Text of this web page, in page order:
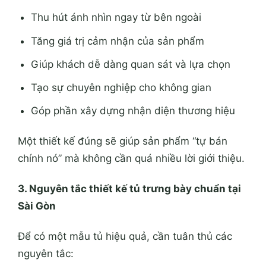
Thu hút ánh nhìn ngay từ bên ngoài
Tăng giá trị cảm nhận của sản phẩm
Giúp khách dễ dàng quan sát và lựa chọn
Tạo sự chuyên nghiệp cho không gian
Góp phần xây dựng nhận diện thương hiệu
Một thiết kế đúng sẽ giúp sản phẩm “tự bán
chính nó” mà không cần quá nhiều lời giới thiệu.
3. Nguyên tắc thiết kế tủ trưng bày chuẩn tại
Sài Gòn
Để có một mẫu tủ hiệu quả, cần tuân thủ các
nguyên tắc: